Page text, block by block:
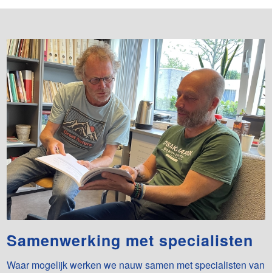
Samenwerking met specialisten
Waar mogelijk werken we nauw samen met specialisten van